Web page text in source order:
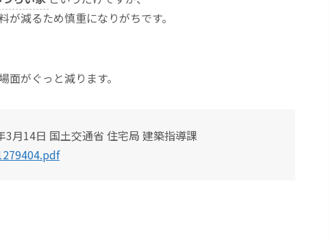
減るため慎重になりがちです。
がぐっと減ります。
月14日 国土交通省 住宅局 建築指導課